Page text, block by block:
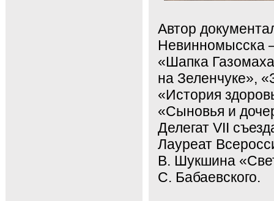
Автор
Невинномысска
«Шапка
на Зеленчуке»,
«История
«Сыновья и
Делегат VII
Лауреат
В. Шукшина
С. Бабаевского.